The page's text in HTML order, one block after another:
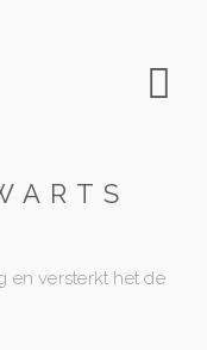
en versterkt het de